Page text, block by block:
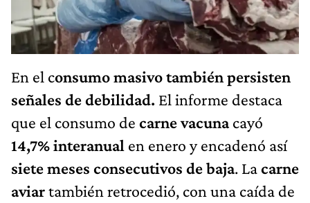
En el consumo masivo también persisten
señales de debilidad. El informe destaca
que el consumo de carne vacunacayó
14,7% interanual en enero y encadenó así
siete meses consecutivos de baja. Lacarne
aviartambién retrocedió, con una caída de